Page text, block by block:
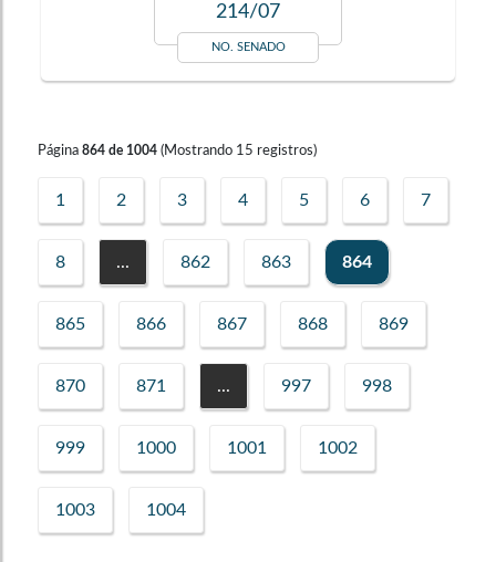
214/07
NO. SENADO
Página 864 de 1004 (Mostrando 15 registros)
1 2 3 4 5 6 7
8 ... 862 863 864
865 866 867 868 869
870 871 ... 997 998
999 1000 1001 1002
1003 1004